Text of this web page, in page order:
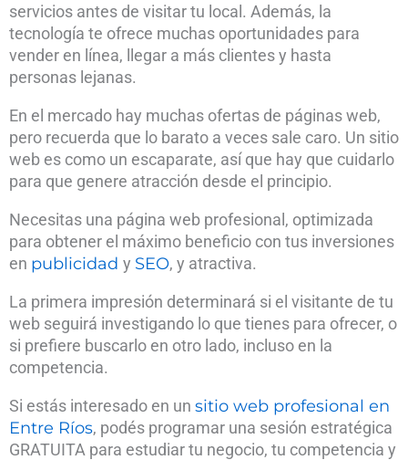
servicios antes de visitar tu local. Además, la
tecnología te ofrece muchas oportunidades para
vender en línea, llegar a más clientes y hasta
personas lejanas.
En el mercado hay muchas ofertas de páginas web,
pero recuerda que lo barato a veces sale caro. Un sitio
web es como un escaparate, así que hay que cuidarlo
para que genere atracción desde el principio.
Necesitas una página web profesional, optimizada
para obtener el máximo beneficio con tus inversiones
en publicidad y SEO, y atractiva.
La primera impresión determinará si el visitante de tu
web seguirá investigando lo que tienes para ofrecer, o
si prefiere buscarlo en otro lado, incluso en la
competencia.
Si estás interesado en un sitio web profesional en
Entre Ríos, podés programar una sesión estratégica
GRATUITA para estudiar tu negocio, tu competencia y